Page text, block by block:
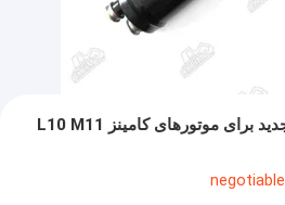
بعد از ساخت کولر روغن جدید برای موتورهای کامینز L10 M11